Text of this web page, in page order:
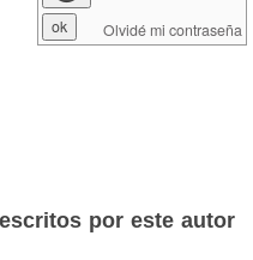
por este autor
Olvidé mi contraseña